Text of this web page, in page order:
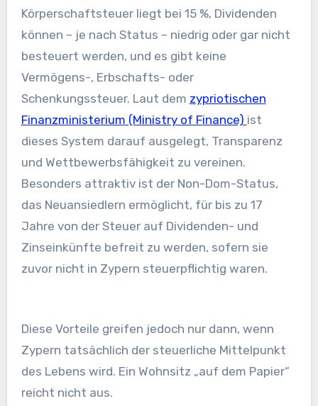
Körperschaftsteuer liegt bei 15 %, Dividenden
können – je nach Status – niedrig oder gar nicht
besteuert werden, und es gibt keine
Vermögens-, Erbschafts- oder
Schenkungssteuer. Laut dem zypriotischen
Finanzministerium (Ministry of Finance) ist
dieses System darauf ausgelegt, Transparenz
und Wettbewerbsfähigkeit zu vereinen.
Besonders attraktiv ist der Non-Dom-Status,
das Neuansiedlern ermöglicht, für bis zu 17
Jahre von der Steuer auf Dividenden- und
Zinseinkünfte befreit zu werden, sofern sie
zuvor nicht in Zypern steuerpflichtig waren.
Diese Vorteile greifen jedoch nur dann, wenn
Zypern tatsächlich der steuerliche Mittelpunkt
des Lebens wird. Ein Wohnsitz „auf dem Papier“
reicht nicht aus.